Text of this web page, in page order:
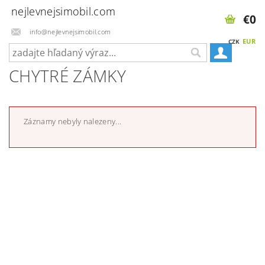
nejlevnejsimobil.com
info@nejlevnejsimobil.com
CZK EUR
€0
CHYTRÉ ZÁMKY
Záznamy nebyly nalezeny...